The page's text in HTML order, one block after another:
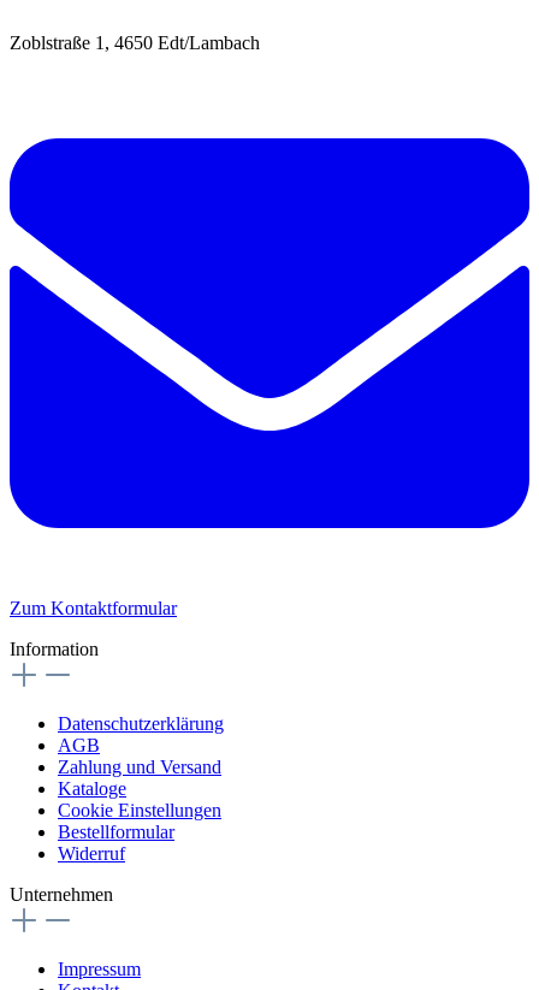
Zoblstraße 1, 4650 Edt/Lambach
Zum Kontaktformular
Information
Datenschutzerklärung
AGB
Zahlung und Versand
Kataloge
Cookie Einstellungen
Bestellformular
Widerruf
Unternehmen
Impressum